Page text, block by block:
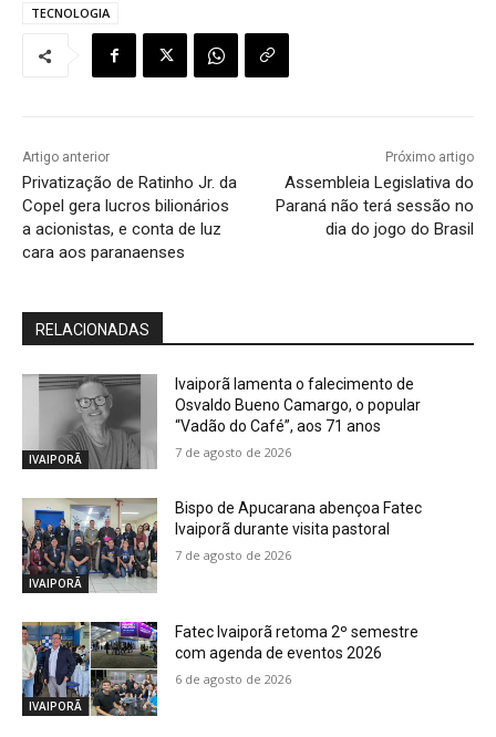
TECNOLOGIA
Artigo anterior
Privatização de Ratinho Jr. da
Copel gera lucros bilionários
a acionistas, e conta de luz
cara aos paranaenses
Próximo artigo
Assembleia Legislativa do
Paraná não terá sessão no
dia do jogo do Brasil
RELACIONADAS
IVAIPORÃ
Ivaiporã lamenta o falecimento de
Osvaldo Bueno Camargo, o popular
“Vadão do Café”, aos 71 anos
7 de agosto de 2026
IVAIPORÃ
Bispo de Apucarana abençoa Fatec
Ivaiporã durante visita pastoral
7 de agosto de 2026
IVAIPORÃ
Fatec Ivaiporã retoma 2º semestre
com agenda de eventos 2026
6 de agosto de 2026